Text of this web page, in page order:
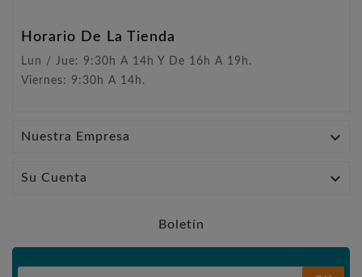
Horario De La Tienda
Lun / Jue: 9:30h A 14h Y De 16h A 19h.
Viernes: 9:30h A 14h.
Nuestra Empresa 
Su Cuenta 
Boletín